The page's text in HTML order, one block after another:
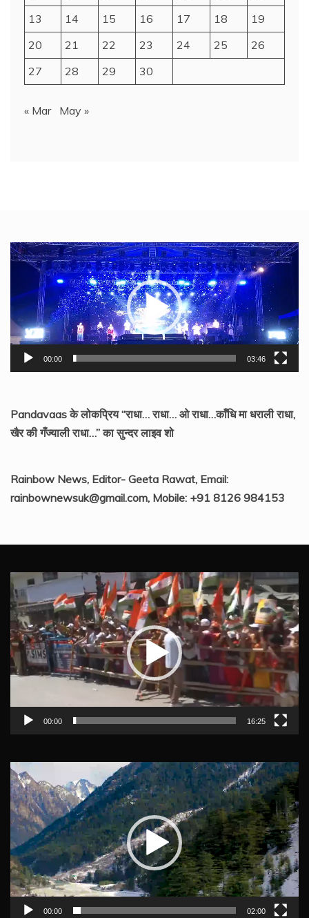
13
14 15 16 17 18
19
20
21 22 23 24 25
26
27
28 29 30
« Mar May »
Video
Player
00:00 03:46
Pandavaas के लोकप्रिय “राधा… राधा… ओ राधा…काँधि मा धराली राधा,
खैर की गँज्याली राधा…” का सुन्दर लाइव शो
Rainbow News, Editor- Geeta Rawat, Email:
rainbownewsuk@gmail.com, Mobile: +91 8126 984153
Video
Player
00:00 16:25
Video
Player
00:00 02:00